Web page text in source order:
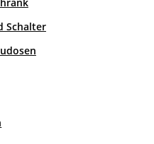
Schalter